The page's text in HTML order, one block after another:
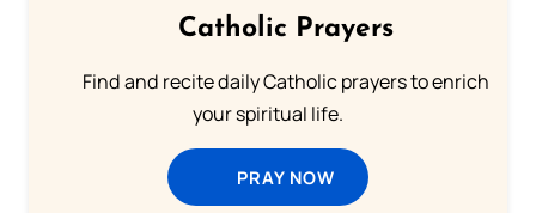
Catholic Prayers
Find and recite daily Catholic prayers to enrich
your spiritual life.
PRAY NOW